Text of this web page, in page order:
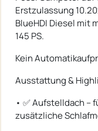
Erstzulassung
BlueHDI Diesel mit
145 PS.
Kein
Ausstattung &
• ✅ Aufstelldach –
zusätzliche